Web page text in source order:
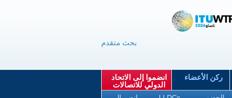
بحث متقدم
ركن الأعضاء
انضموا إلى الاتحاد
الدولي للاتصالات